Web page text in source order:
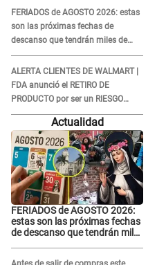
FERIADOS de AGOSTO 2026: estas
son las próximas fechas de
descanso que tendrán miles de
peruanos
ALERTA CLIENTES DE WALMART |
FDA anunció el RETIRO DE
PRODUCTO por ser un RIESGO
MORTAL para consumidores: ¿Cuál
Actualidad
FERIADOS de AGOSTO 2026:
estas son las próximas fechas
de descanso que tendrán miles